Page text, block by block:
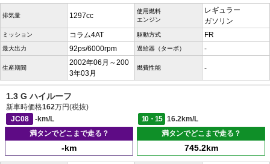
排気量 1297cc
使用燃料
エンジン
レギュラー
ガソリン
ミッション コラム4AT 駆動方式 FR
最大出力 92ps/6000rpm 過給器（ターボ） -
生産期間
2002年06月～200
3年03月
燃費性能 -
1.3 G ハイルーフ
新車時価格162万円(税抜)
JC08
-km/L 10・15
16.2km/L
満タンでどこまで走る？
-km
満タンでどこまで走る？
745.2km